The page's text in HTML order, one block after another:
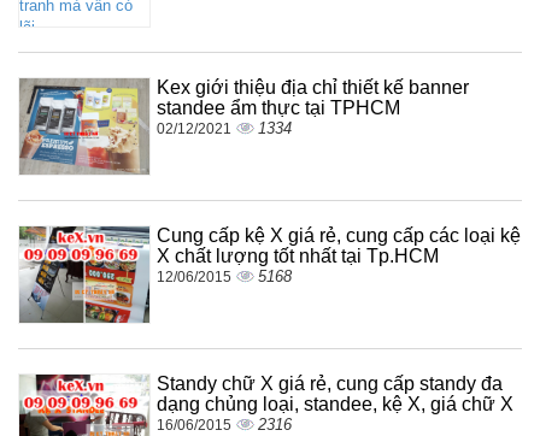
Kex giới thiệu địa chỉ thiết kế banner
standee ẩm thực tại TPHCM
02/12/2021 1334
Cung cấp kệ X giá rẻ, cung cấp các loại kệ
X chất lượng tốt nhất tại Tp.HCM
12/06/2015 5168
Standy chữ X giá rẻ, cung cấp standy đa
dạng chủng loại, standee, kệ X, giá chữ X
16/06/2015 2316